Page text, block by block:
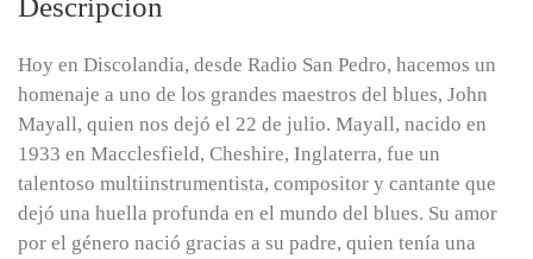
Descripción
Hoy en Discolandia, desde Radio San Pedro, hacemos un
homenaje a uno de los grandes maestros del blues, John
Mayall, quien nos dejó el 22 de julio. Mayall, nacido en
1933 en Macclesfield, Cheshire, Inglaterra, fue un
talentoso multiinstrumentista, compositor y cantante que
dejó una huella profunda en el mundo del blues. Su amor
por el género nació gracias a su padre, quien tenía una